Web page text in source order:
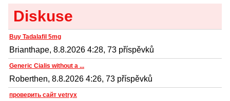
Diskuse
Buy Tadalafil 5mg
Brianthape, 8.8.2026 4:28, 73 příspěvků
Generic Cialis without a ...
Roberthen, 8.8.2026 4:26, 73 příspěvků
проверить сайт vetryx